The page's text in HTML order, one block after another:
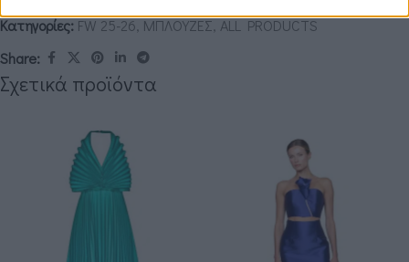
Κατηγορίες: FW 25-26, ΜΠΛΟΥΖΕΣ, ALL PRODUCTS
Share:
Σχετικά προϊόντα